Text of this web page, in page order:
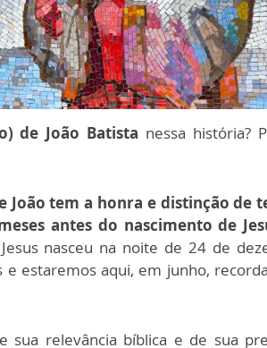
de João Batista nessa história?
João tem a honra e distinção de
antes do nascimento de
nasceu na noite de 24 de
e estaremos aqui, em junho,
sua relevância bíblica e de sua